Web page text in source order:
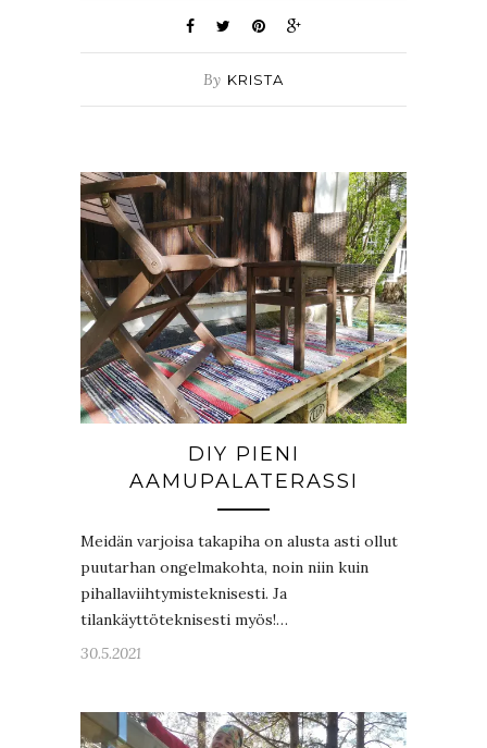
By KRISTA
DIY PIENI
AAMUPALATERASSI
Meidän varjoisa takapiha on alusta asti ollut
puutarhan ongelmakohta, noin niin kuin
pihallaviihtymisteknisesti. Ja
tilankäyttöteknisesti myös!…
30.5.2021